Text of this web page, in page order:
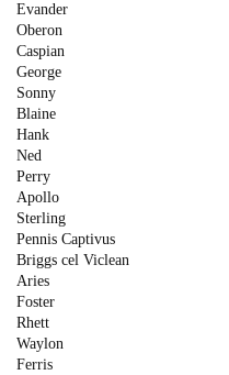
Evander
Oberon
Caspian
George
Sonny
Blaine
Hank
Ned
Perry
Apollo
Sterling
Pennis Captivus
Briggs cel Viclean
Aries
Foster
Rhett
Waylon
Ferris